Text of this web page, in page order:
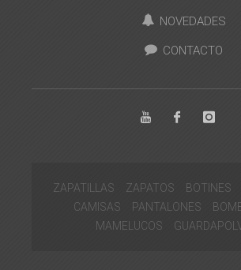
NOVEDADES
CONTACTO
ZAPATILLAS ZAPATOS BOTINES
CAMISAS
PANTALONES
MAMELUCOS